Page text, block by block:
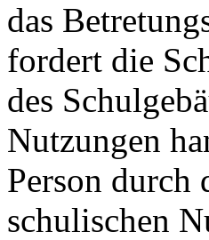
das
fordert die
des
Nutzungen
Person durch
schulischen